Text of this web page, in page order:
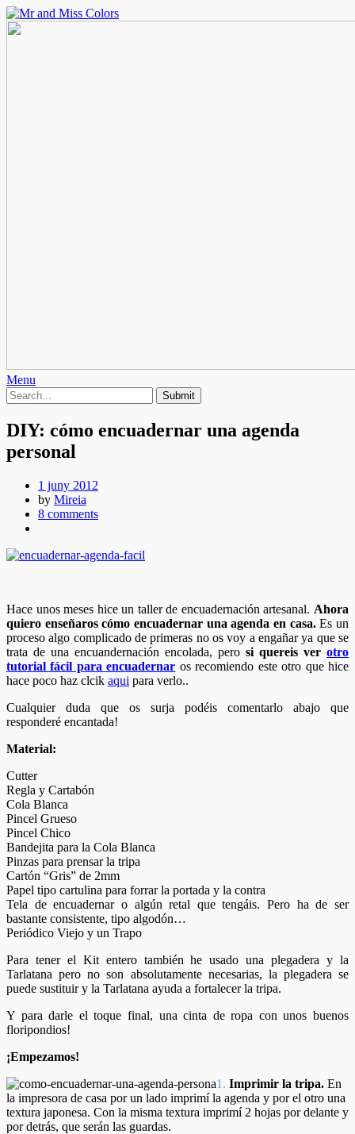
Menu
DIY: cómo encuadernar una agenda
personal
1 juny 2012
by Mireia
8 comments
Hace unos meses hice un taller de encuadernación artesanal. Ahora
quiero enseñaros cómo encuadernar una agenda en casa.Es un
proceso algo complicado de primeras no os voy a engañar ya que se
trata de una encuandernación encolada, pero si quereis ver otro
tutorial fácil para encuadernar os recomiendo este otro que hice
hace poco haz clcik aqui para verlo..
Cualquier duda que os surja podéis comentarlo abajo que
responderé encantada!
Material:
Cutter
Regla y Cartabón
Cola Blanca
Pincel Grueso
Pincel Chico
Bandejita para la Cola Blanca
Pinzas para prensar la tripa
Cartón “Gris” de 2mm
Papel tipo cartulina para forrar la portada y la contra
Tela de encuadernar o algún retal que tengáis. Pero ha de ser
bastante consistente, tipo algodón…
Periódico Viejo y un Trapo
Para tener el Kit entero también he usado una plegadera y la
Tarlatana pero no son absolutamente necesarias, la plegadera se
puede sustituir y la Tarlatana ayuda a fortalecer la tripa.
Y para darle el toque final, una cinta de ropa con unos buenos
floripondios!
¡Empezamos!
1. Imprimir la tripa. En
la impresora de casa por un lado imprimí la agenda y por el otro una
textura japonesa. Con la misma textura imprimí 2 hojas por delante y
por detrás, que serán las guardas.